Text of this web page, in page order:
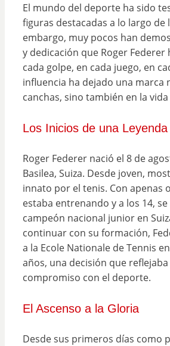
El mundo del deporte ha sido
figuras destacadas a lo largo de
embargo, muy pocos han
y dedicación que Roger
cada golpe, en cada juego, en
influencia ha dejado una marca
canchas, sino también en la
Los Inicios de una Leyenda
Roger Federer nació el 8 de
Basilea, Suiza. Desde joven,
innato por el tenis. Con apenas
estaba entrenando y a los 14,
campeón nacional junior en
continuar con su formación,
a la Ecole Nationale de Tennis
años, una decisión que
compromiso con el deporte.
El Ascenso a la Gloria
Desde sus primeros días como